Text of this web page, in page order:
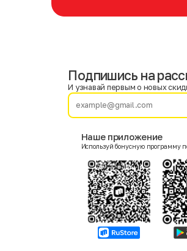
Фамилия
Женский
Согласие на получение чеков по
Подпишись на
И узнавай первым о новых
Наше приложение
Используй бонусную программу